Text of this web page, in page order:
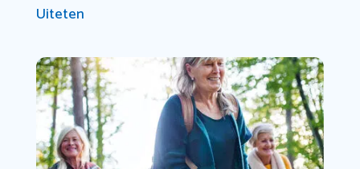
Uiteten